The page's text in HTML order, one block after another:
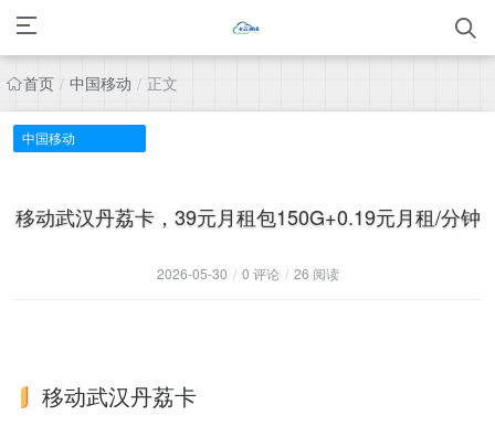
首页 / 中国移动 / 正文
中国移动
移动武汉丹荔卡，39元月租包150G+0.19元月租/分钟
2026-05-30 / 0 评论 / 26 阅读
移动武汉丹荔卡